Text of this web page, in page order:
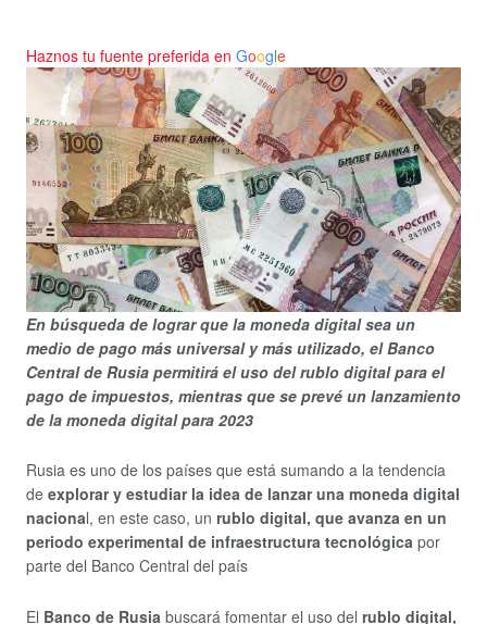
Haznos tu fuente preferida en Google
En búsqueda de lograr que la moneda digital sea un
medio de pago más universal y más utilizado, el Banco
Central de Rusia permitirá el uso del rublo digital para el
pago de impuestos, mientras que se prevé un lanzamiento
de la moneda digital para 2023
Rusia es uno de los países que está sumando a la tendencia
de explorar y estudiar la idea de lanzar una moneda digital
nacional, en este caso, un rublo digital, que avanza en un
periodo experimental de infraestructura tecnológica por
parte del Banco Central del país
El Banco de Rusia buscará fomentar el uso del rublo digital,